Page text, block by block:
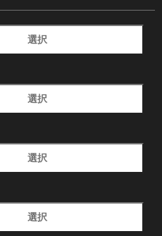
選択
選択
選択
選択